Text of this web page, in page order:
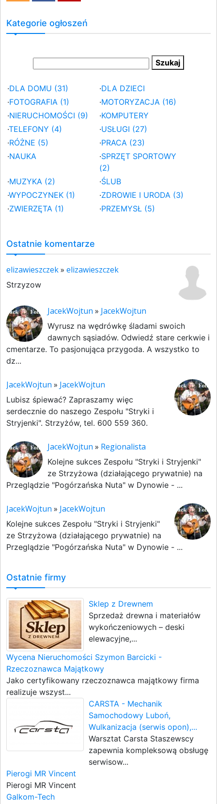
Kategorie ogłoszeń
·DLA DOMU (31) ·DLA DZIECI
·FOTOGRAFIA (1) ·MOTORYZACJA (16)
·NIERUCHOMOŚCI (9) ·KOMPUTERY
·TELEFONY (4) ·USŁUGI (27)
·RÓŻNE (5) ·PRACA (23)
·NAUKA ·SPRZĘT SPORTOWY
(2)
·MUZYKA (2) ·ŚLUB
·WYPOCZYNEK (1) ·ZDROWIE I URODA (3)
·ZWIERZĘTA (1) ·PRZEMYSŁ (5)
Ostatnie komentarze
elizawieszczek» elizawieszczek
Strzyzow
JacekWojtun » JacekWojtun
Wyrusz na wędrówkę śladami swoich
dawnych sąsiadów. Odwiedź stare cerkwie i
cmentarze. To pasjonująca przygoda. A wszystko to
dz...
JacekWojtun » JacekWojtun
Lubisz śpiewać? Zapraszamy więc
serdecznie do naszego Zespołu "Stryki i
Stryjenki". Strzyżów, tel. 600 559 360.
JacekWojtun » Regionalista
Kolejne sukces Zespołu "Stryki i Stryjenki"
ze Strzyżowa (działającego prywatnie) na
Przeglądzie "Pogórzańska Nuta" w Dynowie - ...
JacekWojtun » JacekWojtun
Kolejne sukces Zespołu "Stryki i Stryjenki"
ze Strzyżowa (działającego prywatnie) na
Przeglądzie "Pogórzańska Nuta" w Dynowie - ...
Ostatnie firmy
Sklep z Drewnem
Sprzedaż drewna i materiałów
wykończeniowych – deski
elewacyjne,...
Wycena Nieruchomości Szymon Barcicki -
Rzeczoznawca Majątkowy
Jako certyfikowany rzeczoznawca majątkowy firma
realizuje wszyst...
CARSTA - Mechanik
Samochodowy Luboń,
Wulkanizacja (serwis opon),...
Warsztat Carsta Staszewscy
zapewnia kompleksową obsługę
serwisow...
Pierogi MR Vincent
Pierogi MR Vincent
Galkom-Tech